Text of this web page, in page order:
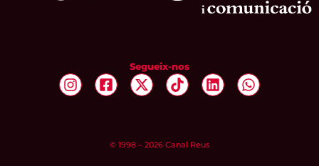
Segueix-nos
© 1998 – 2026 Canal Reus